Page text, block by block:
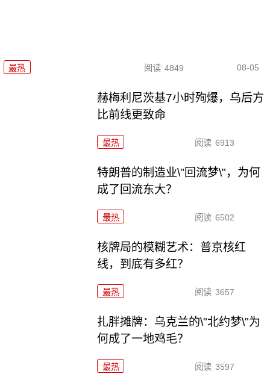
最热 阅读 4849 08-05
赫梅利尼茨基7小时殉爆，乌后方
比前线更致命
最热 阅读 6913
特朗普的制造业\"回流梦\"，为何
成了回流东大？
最热 阅读 6502
核牌局的模糊艺术：普京核红
线，到底有多红？
最热 阅读 3657
扎胖摊牌：乌克兰的\"北约梦\"为
何成了一地鸡毛？
最热 阅读 3597